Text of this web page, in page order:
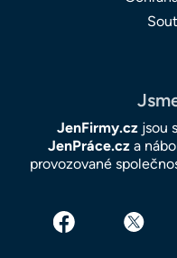
JenFirmy.czjsou
JenPráce.cza
provozované